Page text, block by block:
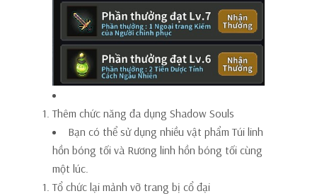
Thêm chức năng đa dụng Shadow Souls
Bạn có thể sử dụng nhiều vật phẩm Túi linh
hồn bóng tối và Rương linh hồn bóng tối cùng
một lúc.
Tổ chức lại mảnh vỡ trang bị cổ đại